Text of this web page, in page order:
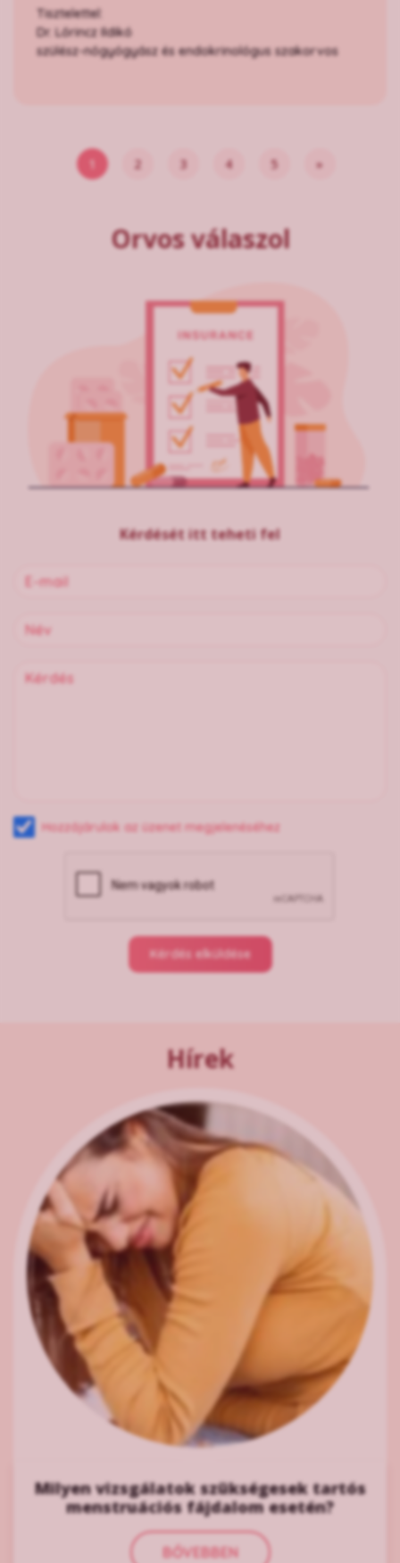
Orvos válaszol
Kérdését itt teheti fel
Hozzájárulok az üzenet megjelenéséhez
Kérdés elküldése
Tisztelettel:
Dr. Lőrincz Ildikó
szülész-nőgyógyász és endokrinológus szakorvos
1 2 3 4 5 »
Hírek
Milyen vizsgálatok szükségesek tartós
menstruációs fájdalom esetén?
BŐVEBBEN